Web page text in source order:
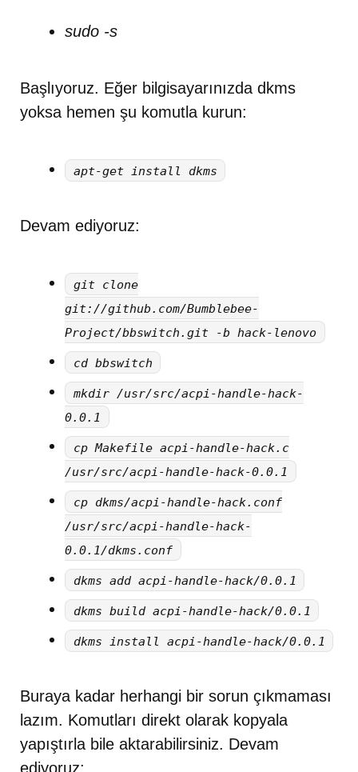
sudo -s
Başlıyoruz. Eğer bilgisayarınızda dkms
yoksa hemen şu komutla kurun:
apt-get install dkms
Devam ediyoruz:
git clone
git://github.com/Bumblebee-
Project/bbswitch.git -b hack-lenovo
cd bbswitch
mkdir /usr/src/acpi-handle-hack-
0.0.1
cp Makefile acpi-handle-hack.c
/usr/src/acpi-handle-hack-0.0.1
cp dkms/acpi-handle-hack.conf
/usr/src/acpi-handle-hack-
0.0.1/dkms.conf
dkms add acpi-handle-hack/0.0.1
dkms build acpi-handle-hack/0.0.1
dkms install acpi-handle-hack/0.0.1
Buraya kadar herhangi bir sorun çıkmaması
lazım. Komutları direkt olarak kopyala
yapıştırla bile aktarabilirsiniz. Devam
ediyoruz: